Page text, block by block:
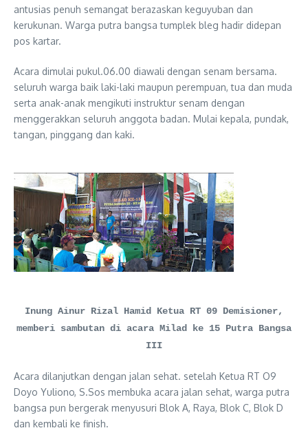
antusias penuh semangat berazaskan keguyuban dan
kerukunan. Warga putra bangsa tumplek bleg hadir didepan
pos kartar.
Acara dimulai pukul.06.00 diawali dengan senam bersama.
seluruh warga baik laki-laki maupun perempuan, tua dan muda
serta anak-anak mengikuti instruktur senam dengan
menggerakkan seluruh anggota badan. Mulai kepala, pundak,
tangan, pinggang dan kaki.
Inung Ainur Rizal Hamid Ketua RT 09 Demisioner,
memberi sambutan di acara Milad ke 15 Putra Bangsa
III
Acara dilanjutkan dengan jalan sehat. setelah Ketua RT O9
Doyo Yuliono, S.Sos membuka acara jalan sehat, warga putra
bangsa pun bergerak menyusuri Blok A, Raya, Blok C, Blok D
dan kembali ke finish.